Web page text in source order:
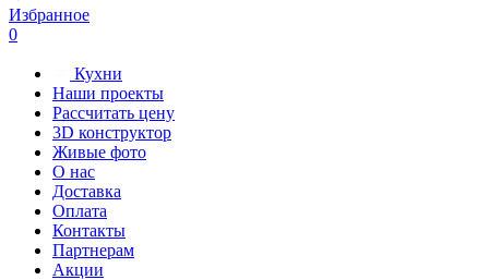
Избранное
0
Кухни
Наши проекты
Рассчитать цену
3D конструктор
Живые фото
О нас
Доставка
Оплата
Контакты
Партнерам
Акции